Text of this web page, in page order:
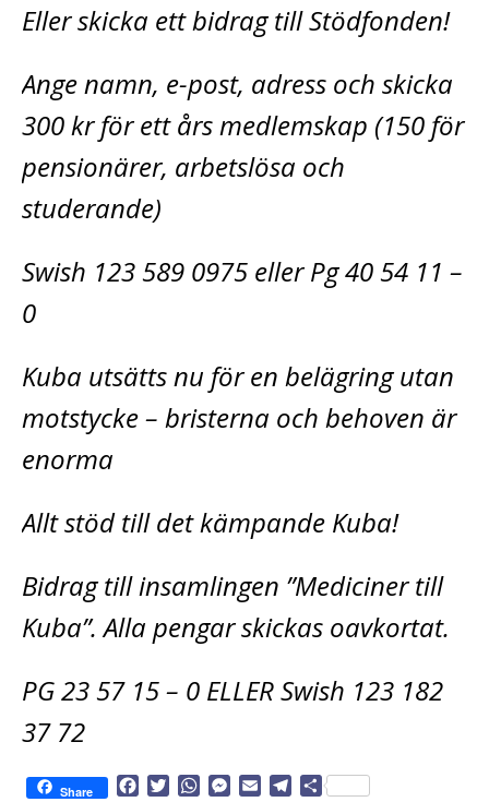
Eller skicka ett bidrag till Stödfonden!
Ange namn, e-post, adress och skicka
300 kr för ett års medlemskap (150 för
pensionärer, arbetslösa och
studerande)
Swish 123 589 0975 eller Pg 40 54 11 –
0
Kuba utsätts nu för en belägring utan
motstycke – bristerna och behoven är
enorma
Allt stöd till det kämpande Kuba!
Bidrag till insamlingen ”Mediciner till
Kuba”. Alla pengar skickas oavkortat.
PG 23 57 15 – 0 ELLER Swish 123 182
37 72
Share
W
M
D